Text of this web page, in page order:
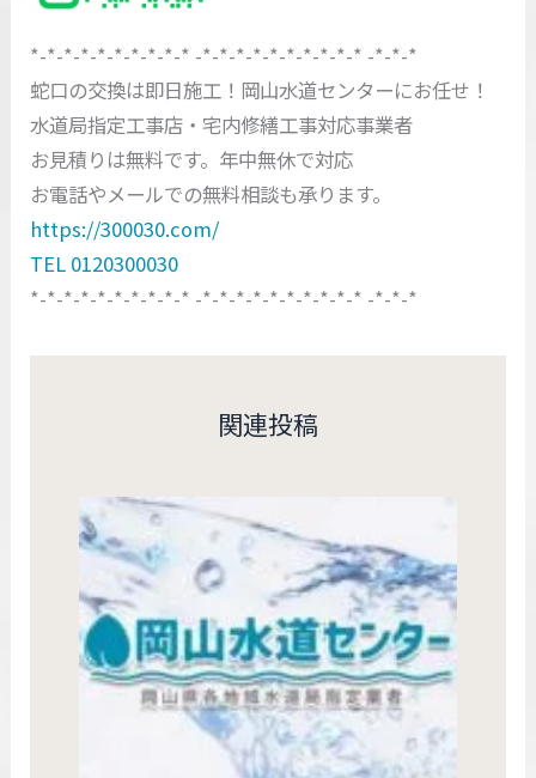
*-*-*-*-*-*-*-*-*-* -*-*-*-*-*-*-*-*-*-* -*-*-*
蛇口の交換は即日施工！岡山水道センターにお任せ！
水道局指定工事店・宅内修繕工事対応事業者
お見積りは無料です。年中無休で対応
お電話やメールでの無料相談も承ります。
https://300030.com/
TEL 0120300030
*-*-*-*-*-*-*-*-*-* -*-*-*-*-*-*-*-*-*-* -*-*-*
関連投稿